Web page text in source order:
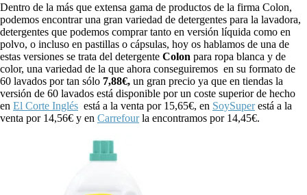
Dentro de la más que extensa gama de productos de la firma Colon,
podemos encontrar una gran variedad de detergentes para la lavadora,
detergentes que podemos comprar tanto en versión líquida como en
polvo, o incluso en pastillas o cápsulas, hoy os hablamos de una de
estas versiones se trata del detergente Colon para ropa blanca y de
color, una variedad de la que ahora conseguiremos en su formato de
60 lavados por tan sólo 7,88€, un gran precio ya que en tiendas la
versión de 60 lavados está disponible por un coste superior de hecho
en El Corte Inglés está a la venta por 15,65€, en SoySuperestá a la
venta por 14,56€ y en Carrefourla encontramos por 14,45€.